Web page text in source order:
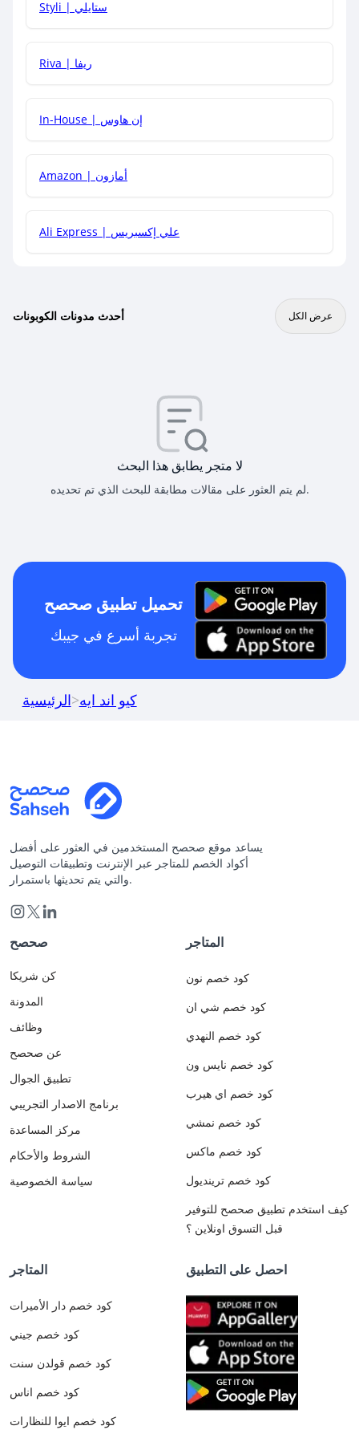
هل يمكنني جمع كود خصم مع العروض الأخرى؟
Styli | ستايلي
Riva | ريفا
In-House | إن هاوس
Amazon | أمازون
Ali Express | علي إكسبريس
أحدث مدونات الكوبونات عرض الكل
لا متجر يطابق هذا البحث
لم يتم العثور على مقالات مطابقة للبحث الذي تم تحديده.
تحميل تطبيق صحصح
تجربة أسرع في جيبك
الرئيسية>كيو اند ايه
يساعد موقع صحصح المستخدمين في العثور على أفضل
أكواد الخصم للمتاجر عبر الإنترنت وتطبيقات التوصيل
والتي يتم تحديثها باستمرار.
صحصح
كن شريكا
المدونة
وظائف
عن صحصح
تطبيق الجوال
برنامج الاصدار التجريبي
مركز المساعدة
الشروط والأحكام
سياسة الخصوصية
المتاجر
كود خصم نون
كود خصم شي ان
كود خصم النهدي
كود خصم نايس ون
كود خصم اي هيرب
كود خصم نمشي
كود خصم ماكس
كود خصم ترينديول
كيف استخدم تطبيق صحصح للتوفير
قبل التسوق اونلاين ؟
المتاجر
كود خصم دار الأميرات
كود خصم جيني
كود خصم قولدن سنت
كود خصم اناس
كود خصم ايوا للنظارات
احصل على التطبيق